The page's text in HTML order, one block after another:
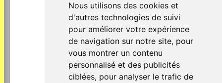
Nous utilisons des cookies et
d'autres technologies de suivi
pour améliorer votre expérience
de navigation sur notre site, pour
vous montrer un contenu
personnalisé et des publicités
ciblées, pour analyser le trafic de